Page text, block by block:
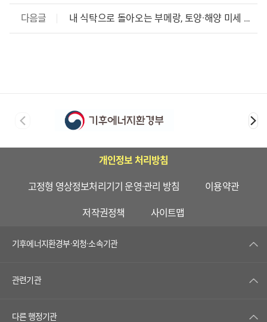
물 절약 가이드
다음글
내 식탁으로 돌아오는 부메랑, 토양·해양 미세 플
라스틱의 위협
개인정보 처리방침
고정형 영상정보처리기기 운영·관리 방침 이용약관
저작권정책 사이트맵
기후에너지환경부·외청·소속기관
관련기관
다른 행정기관